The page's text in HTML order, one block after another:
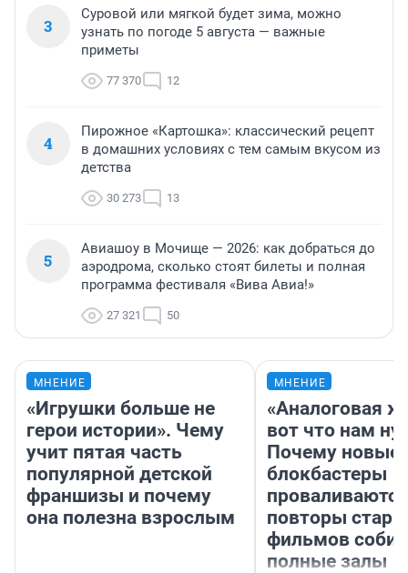
3
Суровой или мягкой будет зима, можно
узнать по погоде 5 августа — важные
приметы
77 370 12
4
Пирожное «Картошка»: классический рецепт
в домашних условиях с тем самым вкусом из
детства
30 273 13
5
Авиашоу в Мочище — 2026: как добраться до
аэродрома, сколько стоят билеты и полная
программа фестиваля «Вива Авиа!»
27 321 50
МНЕНИЕ
«Игрушки больше не
герои истории». Чему
учит пятая часть
популярной детской
франшизы и почему
она полезна взрослым
МНЕНИЕ
«Аналоговая
вот что нам
Почему новые
блокбастеры
повторы
фильмов
полные залы